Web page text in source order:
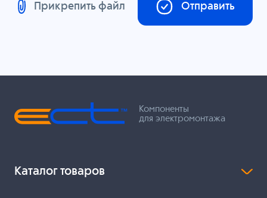
Прикрепить файл Отправить
Компоненты
для электромонтажа
Каталог товаров